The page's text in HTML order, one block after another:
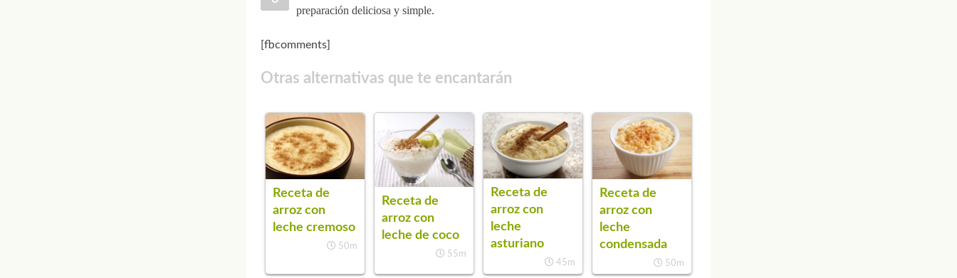
preparación deliciosa y simple.
[fbcomments]
Otras alternativas que te encantarán
Receta de
arroz con
leche cremoso
50m
Receta de
arroz con
leche de coco
55m
Receta de
arroz con
leche
asturiano
45m
Receta de
arroz con
leche
condensada
50m